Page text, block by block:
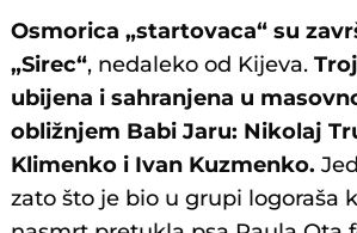
Osmorica „startovaca“ su
„Sirec“, nedaleko od Kijeva.
ubijena i sahranjena u
obližnjem Babi Jaru: Nikolaj
Klimenko i Ivan Kuzmenko.
zato što je bio u grupi logoraša